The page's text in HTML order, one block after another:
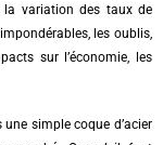
la variation des taux de
les oublis,
sur l’économie, les
simple coque d’acier